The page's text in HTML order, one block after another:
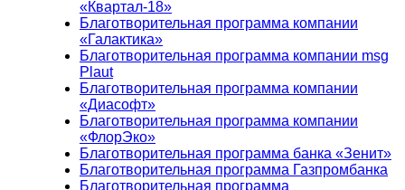
«Квартал-18»
Благотворительная программа компании
«Галактика»
Благотворительная программа компании msg
Plaut
Благотворительная программа компании
«Диасофт»
Благотворительная программа компании
«ФлорЭко»
Благотворительная программа банка «Зенит»
Благотворительная программа Газпромбанка
Благотворительная программа